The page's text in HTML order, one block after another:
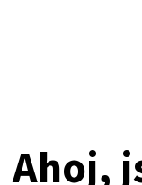
Ahoj,